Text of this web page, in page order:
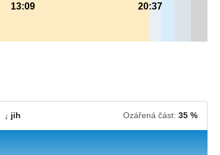
13:09 20:37
↓ jih Ozářená část: 35 %